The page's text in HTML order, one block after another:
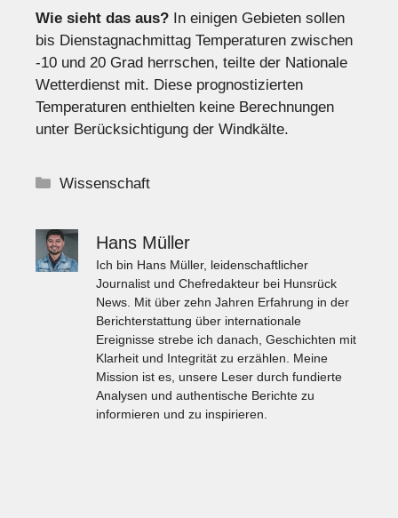
Wie sieht das aus? In einigen Gebieten sollen
bis Dienstagnachmittag Temperaturen zwischen
-10 und 20 Grad herrschen, teilte der Nationale
Wetterdienst mit. Diese prognostizierten
Temperaturen enthielten keine Berechnungen
unter Berücksichtigung der Windkälte.
Kategorien
Wissenschaft
Hans Müller
Ich bin Hans Müller, leidenschaftlicher
Journalist und Chefredakteur bei Hunsrück
News. Mit über zehn Jahren Erfahrung in der
Berichterstattung über internationale
Ereignisse strebe ich danach, Geschichten mit
Klarheit und Integrität zu erzählen. Meine
Mission ist es, unsere Leser durch fundierte
Analysen und authentische Berichte zu
informieren und zu inspirieren.